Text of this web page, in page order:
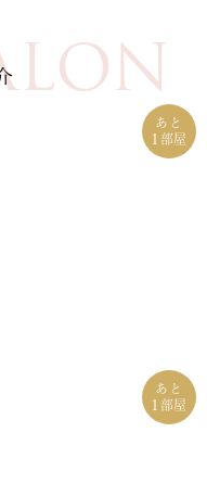
あと
1 部屋
あと
1 部屋